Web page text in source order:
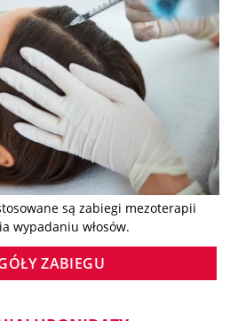
są zabiegi mezoterapii
wypadaniu włosów.
ZABIEGU